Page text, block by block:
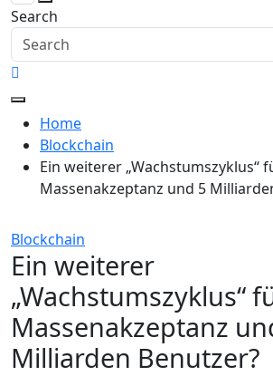
Search
Home
Blockchain
Ein weiterer „Wachstumszyklus“
Massenakzeptanz und 5
Blockchain
Ein weiterer
„Wachstumszyklus“
Massenakzeptanz
Milliarden Benutzer?